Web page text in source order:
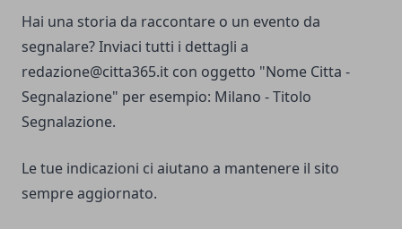
Hai una storia da raccontare o un evento da
segnalare? Inviaci tutti i dettagli a
redazione@citta365.it con oggetto "Nome Citta -
Segnalazione" per esempio: Milano - Titolo
Segnalazione.
Le tue indicazioni ci aiutano a mantenere il sito
sempre aggiornato.